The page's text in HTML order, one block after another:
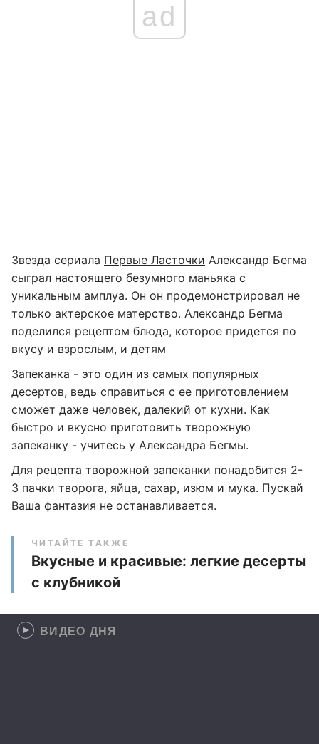
ad
Звезда сериала Первые Ласточки Александр Бегма
сыграл настоящего безумного маньяка с
уникальным амплуа. Он он продемонстрировал не
только актерское матерство. Александр Бегма
поделился рецептом блюда, которое придется по
вкусу и взрослым, и детям
Запеканка - это один из самых популярных
десертов, ведь справиться с ее приготовлением
сможет даже человек, далекий от кухни. Как
быстро и вкусно приготовить творожную
запеканку - учитесь у Александра Бегмы.
Для рецепта творожной запеканки понадобится 2-
3 пачки творога, яйца, сахар, изюм и мука. Пускай
Ваша фантазия не останавливается.
ЧИТАЙТЕ ТАКЖЕ
Вкусные и красивые: легкие десерты
с клубникой
ВИДЕО ДНЯ